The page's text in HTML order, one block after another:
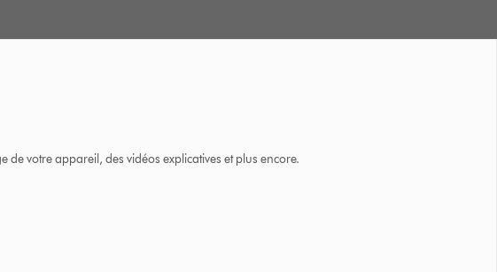
de votre appareil, des vidéos explicatives et plus encore.